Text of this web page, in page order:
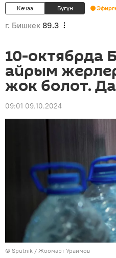
Кечээ Бүгүн
г. Бишкек 89.3
10-октябрда
айрым
жок болот.
09:01 09.10.2024
© Sputnik / Жоомарт Ураимов